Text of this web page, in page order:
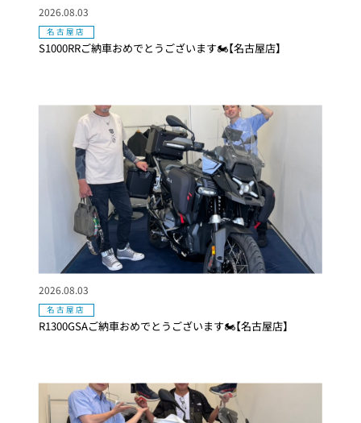
S1000RRご納車おめでとうございます🏍【名古屋店】
2026.08.03
名古屋店
R1300GSAご納車おめでとうございます🏍【名古屋店】
2026.08.03
名古屋店